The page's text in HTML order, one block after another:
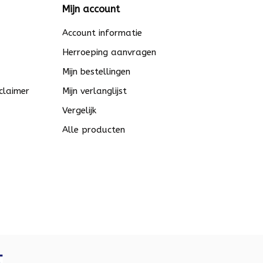
Mijn account
Account informatie
Herroeping aanvragen
Mijn bestellingen
Mijn verlanglijst
Vergelijk
Alle producten